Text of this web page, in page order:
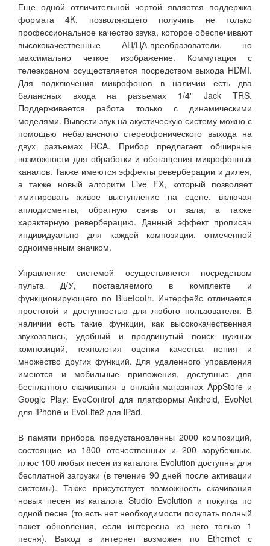
Еще одной отличительной чертой является поддержка
формата 4K, позволяющего получить не только
профессиональное качество звука, которое обеспечивают
высококачественные АЦ/ЦА-преобразователи, но
максимально четкое изображение. Коммутация с
телеэкраном осуществляется посредством выхода HDMI.
Для подключения микрофонов в наличии есть два
балансных входа на разъемах 1/4" Jack TRS.
Поддерживается работа только с динамическими
моделями. Вывести звук на акустическую систему можно с
помощью небалансного стереофонического выхода на
двух разъемах RCA. Прибор предлагает обширные
возможности для обработки и обогащения микрофонных
каналов. Также имеются эффекты реверберации и дилея,
а также новый алгоритм Live FX, который позволяет
имитировать живое выступление на сцене, включая
аплодисменты, обратную связь от зала, а также
характерную реверберацию. Данный эффект прописан
индивидуально для каждой композиции, отмеченной
одноименным значком.
Управление системой осуществляется посредством
пульта Д/У, поставляемого в комплекте и
функционирующего по Bluetooth. Интерфейс отличается
простотой и доступностью для любого пользователя. В
наличии есть такие функции, как высококачественная
звукозапись, удобный и продвинутый поиск нужных
композиций, технология оценки качества пения и
множество других функций. Для удаленного управления
имеются и мобильные приложения, доступные для
бесплатного скачивания в онлайн-магазинах AppStore и
Google Play: EvoControl для платформы Android, EvoNet
для iPhone и EvoLite2 для iPad.
В памяти прибора предустановленны 2000 композиций,
состоящие из 1800 отечественных и 200 зарубежных,
плюс 100 любых песен из каталога Evolution доступны для
бесплатной загрузки (в течение 90 дней после активации
системы). Также присутствует возможность скачивания
новых песен из каталога Studio Evolution и покупка по
одной песне (то есть нет необходимости покупать полный
пакет обновления, если интересна из него только 1
песня). Выход в интернет возможен по Ethernet с